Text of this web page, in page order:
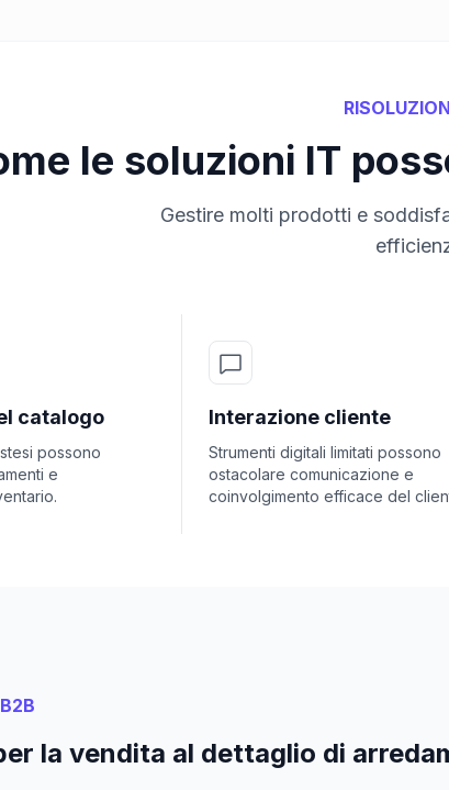
le soluzioni IT
Gestire molti prodotti e
catalogo
possono
e
Interazione cliente
Strumenti digitali limitati possono
ostacolare comunicazione e
coinvolgimento efficace del
la vendita al dettaglio di